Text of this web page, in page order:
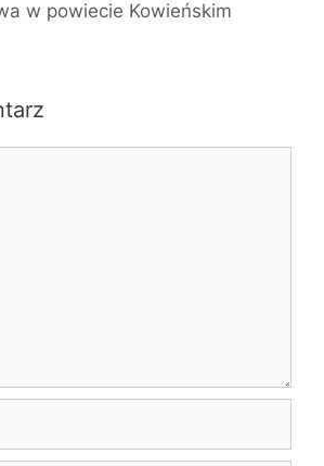
w powiecie Kowieńskim